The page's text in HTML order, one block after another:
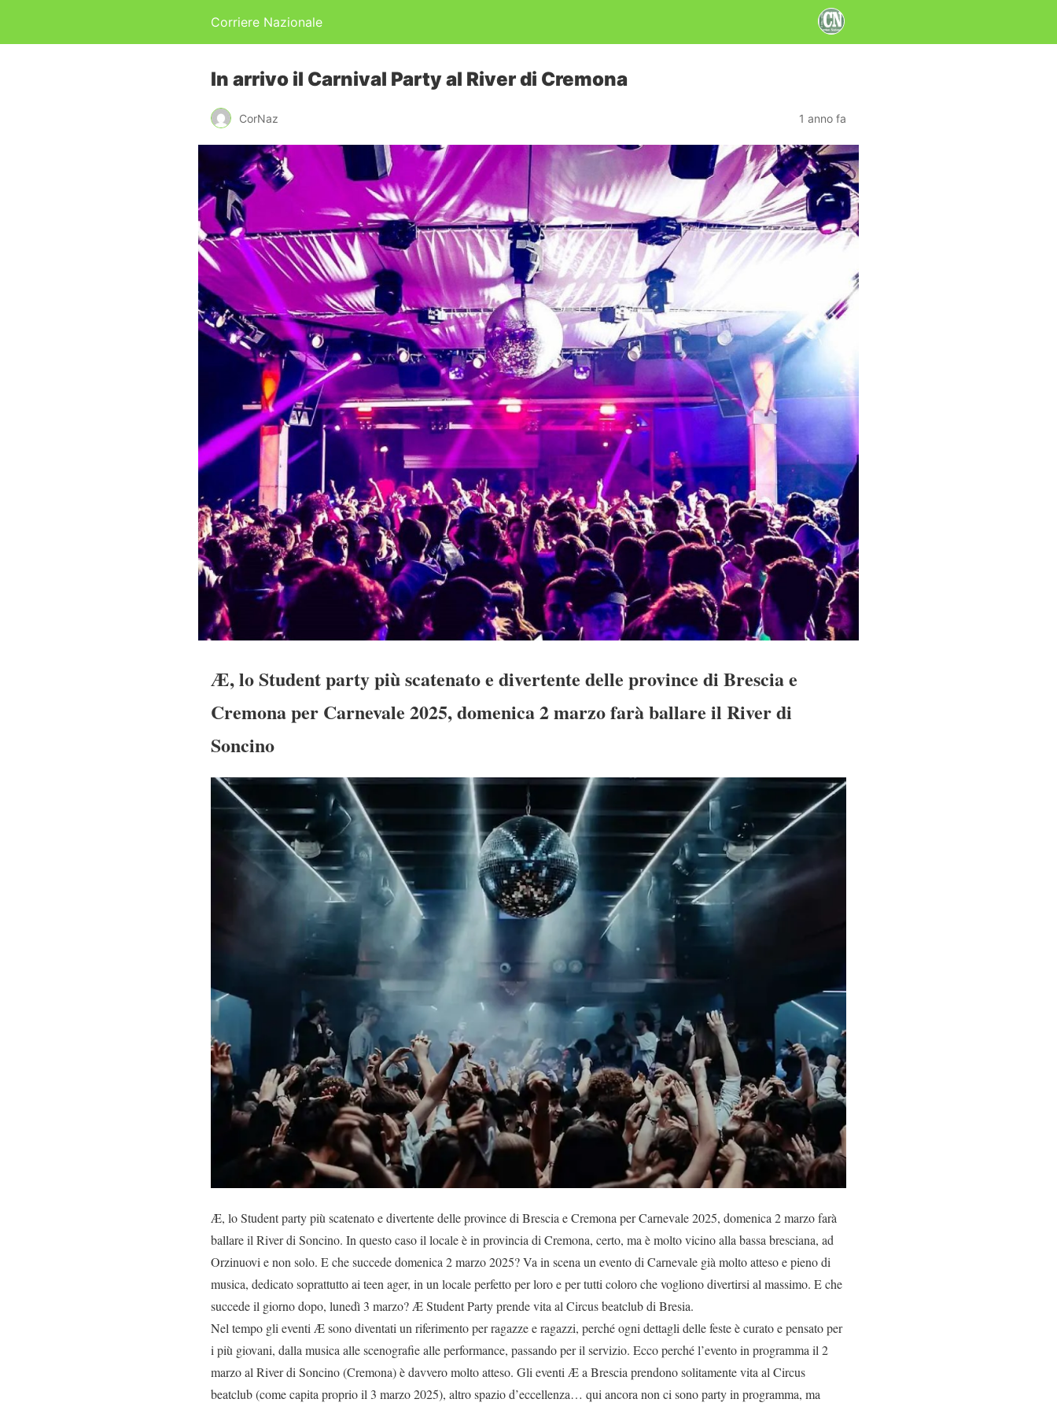
Corriere Nazionale
In arrivo il Carnival Party al River di Cremona
CorNaz 1 anno fa
Æ, lo Student party più scatenato e divertente delle province di Brescia e
Cremona per Carnevale 2025, domenica 2 marzo farà ballare il River di
Soncino
Æ, lo Student party più scatenato e divertente delle province di Brescia e Cremona per Carnevale 2025, domenica 2 marzo farà
ballare il River di Soncino. In questo caso il locale è in provincia di Cremona, certo, ma è molto vicino alla bassa bresciana, ad
Orzinuovi e non solo. E che succede domenica 2 marzo 2025? Va in scena un evento di Carnevale già molto atteso e pieno di
musica, dedicato soprattutto ai teen ager, in un locale perfetto per loro e per tutti coloro che vogliono divertirsi al massimo. E che
succede il giorno dopo, lunedì 3 marzo? Æ Student Party prende vita al Circus beatclub di Bresia.
Nel tempo gli eventi Æ sono diventati un riferimento per ragazze e ragazzi, perché ogni dettagli delle feste è curato e pensato per
i più giovani, dalla musica alle scenografie alle performance, passando per il servizio. Ecco perché l’evento in programma il 2
marzo al River di Soncino (Cremona) è davvero molto atteso. Gli eventi Æ a Brescia prendono solitamente vita al Circus
beatclub (come capita proprio il 3 marzo 2025), altro spazio d’eccellenza… qui ancora non ci sono party in programma, ma